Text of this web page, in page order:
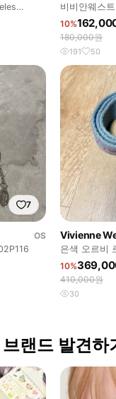
비비안웨스
10%
180,000원
191 50
7
OS
Vivienne
은색 오르비
빈티지 오르
10%
410,000원
30
랜드 발견하